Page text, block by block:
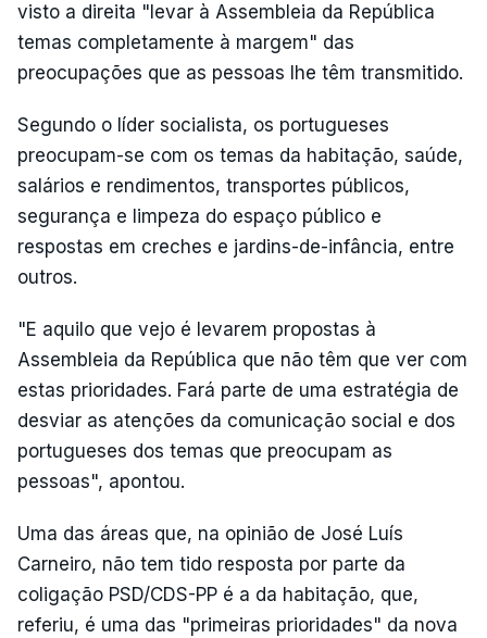
visto a direita "levar à Assembleia da República
temas completamente à margem" das
preocupações que as pessoas lhe têm transmitido.
Segundo o líder socialista, os portugueses
preocupam-se com os temas da habitação, saúde,
salários e rendimentos, transportes públicos,
segurança e limpeza do espaço público e
respostas em creches e jardins-de-infância, entre
outros.
"E aquilo que vejo é levarem propostas à
Assembleia da República que não têm que ver com
estas prioridades. Fará parte de uma estratégia de
desviar as atenções da comunicação social e dos
portugueses dos temas que preocupam as
pessoas", apontou.
Uma das áreas que, na opinião de José Luís
Carneiro, não tem tido resposta por parte da
coligação PSD/CDS-PP é a da habitação, que,
referiu, é uma das "primeiras prioridades" da nova